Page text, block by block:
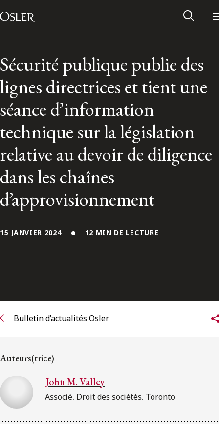
Passer au contenu
Main Navigation
Réseau des anciens d’Osler
Contactez-nous
Sécurité publique publie des
lignes directrices et tient une
séance d’information
technique sur la législation
relative au devoir de diligence
dans les chaînes
d’approvisionnement
15 JANVIER 2024 12 MIN DE LECTURE
Bulletin d’actualités Osler
Auteurs(trice)
John M. Valley
Associé, Droit des sociétés, Toronto